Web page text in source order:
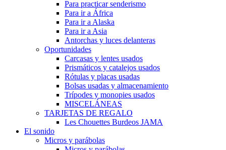
Para practicar senderismo
Para ir a África
Para ir a Alaska
Para ir a Asia
Antorchas y luces delanteras
Oportunidades
Carcasas y lentes usados
Prismáticos y catalejos usados
Rótulas y placas usadas
Bolsas usadas y almacenamiento
Trípodes y monopies usados
MISCELÁNEAS
TARJETAS DE REGALO
Les Chouettes Burdeos JAMA
El sonido
Micros y parábolas